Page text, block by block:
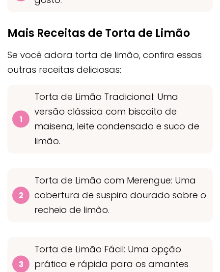
Mais Receitas de Torta de Limão
Se você adora torta de limão, confira essas
outras receitas deliciosas:
Torta de Limão Tradicional: Uma
versão clássica com biscoito de
maisena, leite condensado e suco de
limão.
Torta de Limão com Merengue: Uma
cobertura de suspiro dourado sobre o
recheio de limão.
Torta de Limão Fácil: Uma opção
prática e rápida para os amantes